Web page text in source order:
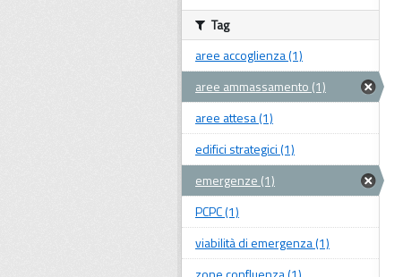
Tag
aree accoglienza (1)
aree ammassamento (1)
aree attesa (1)
edifici strategici (1)
emergenze (1)
PCPC (1)
viabilità di emergenza (1)